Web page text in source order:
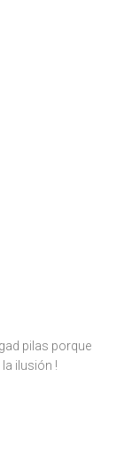
pilas porque
ilusión !